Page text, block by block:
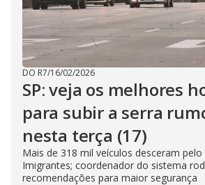
DO R7/16/02/2026
SP: veja os melhores
para subir a serra
nesta terça (17)
Mais de 318 mil veículos desceram pelo
Imigrantes; coordenador do sistema
recomendações para maior segurança